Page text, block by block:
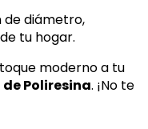
de diámetro,
tu hogar.
moderno a tu
Poliresina. ¡No te